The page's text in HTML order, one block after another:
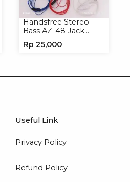
Handsfree Stereo
Bass AZ-48 Jack
Headset Headphone
Rp 25,000
Useful Link
Privacy Policy
Refund Policy